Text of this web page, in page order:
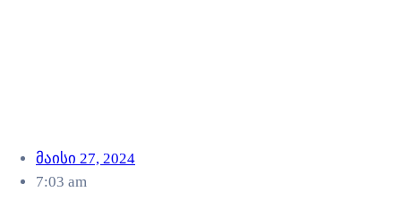
მაისი 27, 2024
7:03 am